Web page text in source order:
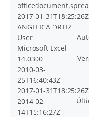
2017-01-31T18:25:26Z
ANGELICA.ORTIZ
User
Microsoft Excel
14.0300
2010-03-
25T16:40:43Z
2017-01-31T18:25:26Z
2014-02-
14T15:16:27Z